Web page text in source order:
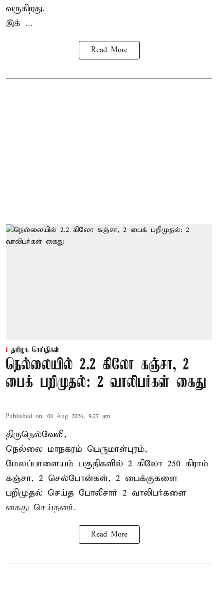
வருகிறது.
இக் ...
Read More
தமிழக செய்திகள்
நெல்லையில் 2.2 கிலோ கஞ்சா, 2
பைக் பறிமுதல்: 2 வாலிபர்கள் கைது
Published on: 08 Aug 2026, 9:27 am
திருநெல்வேலி,
நெல்லை மாநகரம் பெருமாள்புரம்,
மேலப்பாளையம் பகுதிகளில் 2 கிலோ 250 கிராம்
கஞ்சா, 2 செல்போன்கள், 2 பைக்குகளை
பறிமுதல் செய்த போலீசார் 2 வாலிபர்களை
கைது செய்தனர்.
Read More